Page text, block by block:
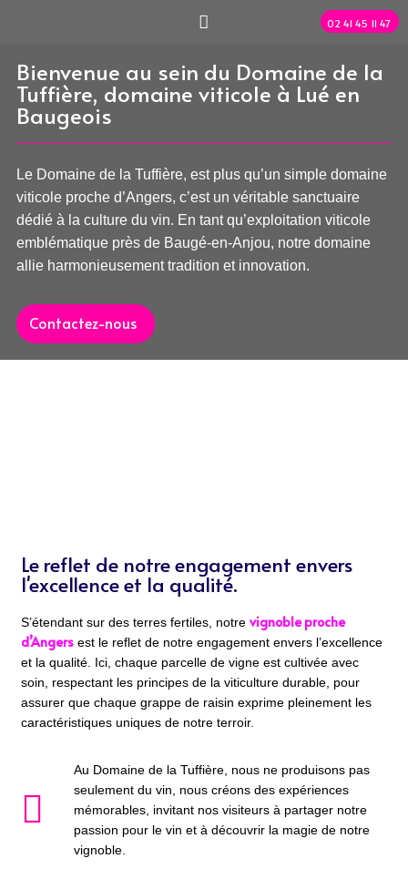
02 41 45 11 47
Bienvenue au sein du Domaine de la
Tuffière, domaine viticole à Lué en
Baugeois
Le Domaine de la Tuffière, est plus qu’un simple domaine
viticole proche d’Angers, c’est un véritable sanctuaire
dédié à la culture du vin. En tant qu’exploitation viticole
emblématique près de Baugé-en-Anjou, notre domaine
allie harmonieusement tradition et innovation.
Contactez-nous
Le reflet de notre engagement envers
l'excellence et la qualité.
S’étendant sur des terres fertiles, notre vignoble proche
d’Angers est le reflet de notre engagement envers l’excellence
et la qualité. Ici, chaque parcelle de vigne est cultivée avec
soin, respectant les principes de la viticulture durable, pour
assurer que chaque grappe de raisin exprime pleinement les
caractéristiques uniques de notre terroir.
Au Domaine de la Tuffière, nous ne produisons pas
seulement du vin, nous créons des expériences
mémorables, invitant nos visiteurs à partager notre
passion pour le vin et à découvrir la magie de notre
vignoble.